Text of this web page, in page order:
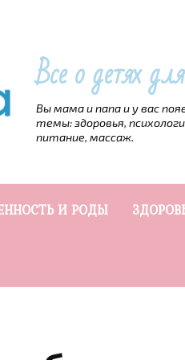
Все о детях
Вы мама и папа и у вас
темы: здоровья,
питание, массаж.
И РОДЫ